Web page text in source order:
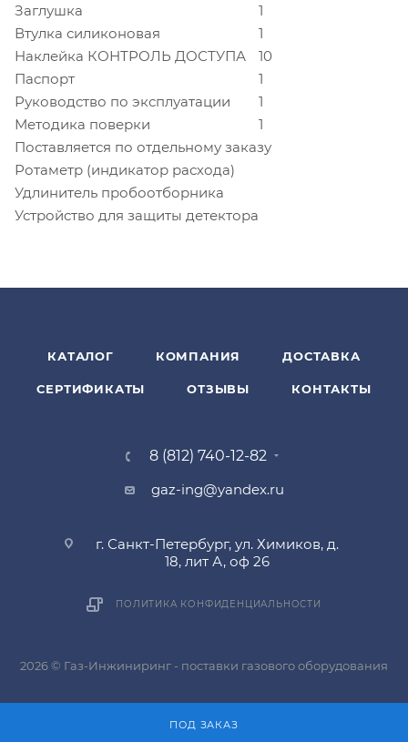
ПОД ЗАКАЗ
Заглушка
1
Втулка силиконовая
1
Наклейка КОНТРОЛЬ ДОСТУПА
10
Паспорт
1
Руководство по эксплуатации
1
Методика поверки
1
Поставляется по отдельному заказу
Ротаметр (индикатор расхода)
Удлинитель пробоотборника
Устройство для защиты детектора
КАТАЛОГ КОМПАНИЯ ДОСТАВКА
СЕРТИФИКАТЫ ОТЗЫВЫ КОНТАКТЫ
8 (812) 740-12-82
gaz-ing@yandex.ru
г. Санкт-Петербург, ул. Химиков, д.
18, лит А, оф 26
ПОЛИТИКА КОНФИДЕНЦИАЛЬНОСТИ
2026 © Газ-Инжиниринг - поставки газового оборудования